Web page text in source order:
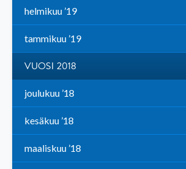
helmikuu ’19
tammikuu ’19
VUOSI 2018
joulukuu ’18
kesäkuu ’18
maaliskuu ’18